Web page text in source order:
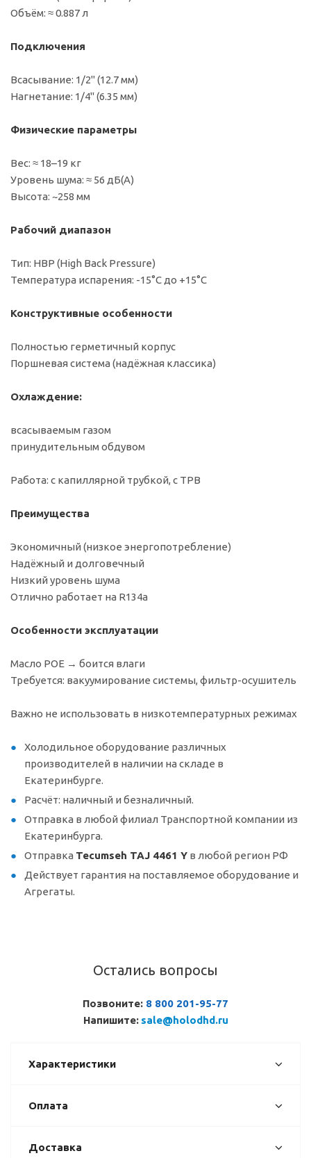
Объём: ≈ 0.887 л
Подключения
Всасывание: 1/2" (12.7 мм)
Нагнетание: 1/4" (6.35 мм)
Физические параметры
Вес: ≈ 18–19 кг
Уровень шума: ≈ 56 дБ(A)
Высота: ~258 мм
Рабочий диапазон
Тип: HBP (High Back Pressure)
Температура испарения: -15°C до +15°C
Конструктивные особенности
Полностью герметичный корпус
Поршневая система (надёжная классика)
Охлаждение:
всасываемым газом
принудительным обдувом
Работа: с капиллярной трубкой, с ТРВ
Преимущества
Экономичный (низкое энергопотребление)
Надёжный и долговечный
Низкий уровень шума
Отлично работает на R134a
Особенности эксплуатации
Масло POE → боится влаги
Требуется: вакуумирование системы, фильтр-осушитель
Важно не использовать в низкотемпературных режимах
Холодильное оборудование различных
производителей в наличии на складе в
Екатеринбурге.
Расчёт: наличный и безналичный.
Отправка в любой филиал Транспортной компании из
Екатеринбурга.
Отправка Tecumseh TAJ 4461 Y в любой регион РФ
Действует гарантия на поставляемое оборудование и
Агрегаты.
Остались вопросы
Позвоните: 8 800 201-95-77
Напишите: sale@holodhd.ru
Характеристики
Оплата
Доставка